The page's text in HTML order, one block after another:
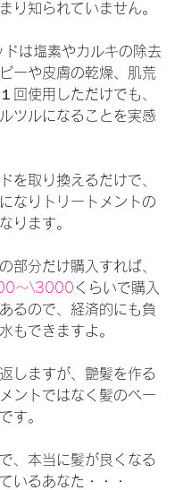
り知られていません。
ーや皮膚の乾燥、肌荒
回使用しただけでも、
ツルになることを実感
を取り換えるだけで、
なりトリートメントの
ります。
部分だけ購入すれば、
～\3000 くらいで購入
るので、経済的にも負
もできますよ。
しますが、艶髪を作る
ントではなく髪のベー
す。
、本当に髪が良くなる
いるあなた・・・